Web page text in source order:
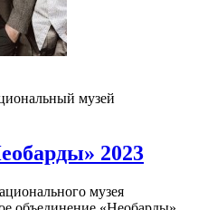
музей
2023
музея